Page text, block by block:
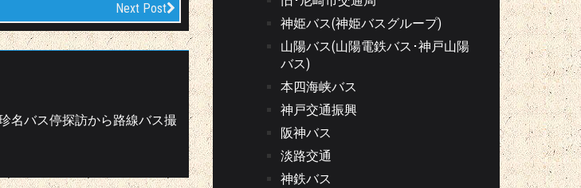
Next Post
名バス停探訪から路線バス撮
神姫バス(神姫バスグループ)
山陽バス(山陽電鉄バス･神戸山陽
バス)
本四海峡バス
神戸交通振興
阪神バス
淡路交通
神鉄バス